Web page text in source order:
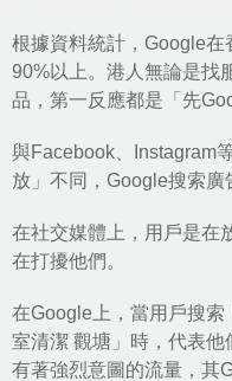
根據資料統計，Google
90%以上。港人無論是找
品，第一反應都是「先
與Facebook、Instagram
放」不同， Google搜索廣
在社交媒體上，用戶是在
在打擾他們。
在Google上，當用戶搜
室清潔 觀塘」時，代表
有著強烈意圖的流量，其